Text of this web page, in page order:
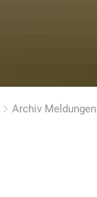
Archiv Meldungen